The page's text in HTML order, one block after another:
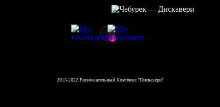
2015-2022 Развлекательный Комплекс "Dискавери"